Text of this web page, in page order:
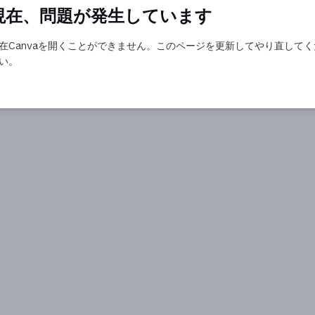
在、問題が発生しています
Canvaを開くことができません。このページを更新してやり直して
。